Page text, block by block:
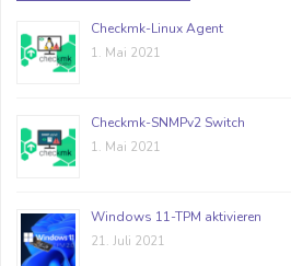
Checkmk-Linux Agent
1. Mai 2021
Checkmk-SNMPv2 Switch
1. Mai 2021
Windows 11-TPM aktivieren
21. Juli 2021